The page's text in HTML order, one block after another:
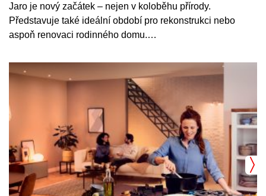
Jaro je nový začátek – nejen v koloběhu přírody.
Představuje také ideální období pro rekonstrukci nebo
aspoň renovaci rodinného domu.…